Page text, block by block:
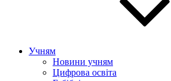
Учням
Новини учням
Цифрова освіта